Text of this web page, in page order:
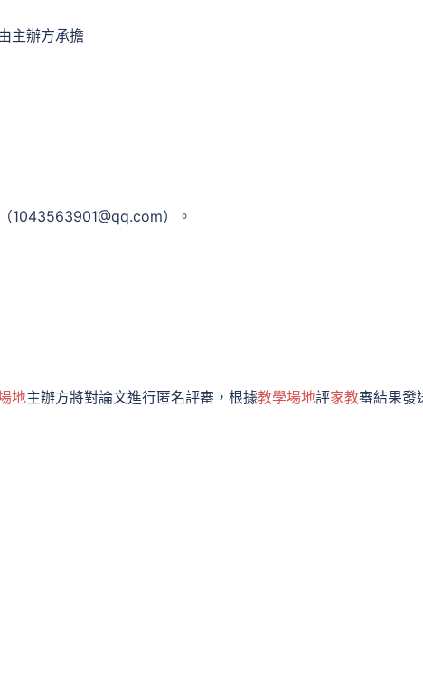
主辦方承擔
1043563901@qq.com）。
地主辦方將對論文進行匿名評審，根據教學場地評家教審結果發